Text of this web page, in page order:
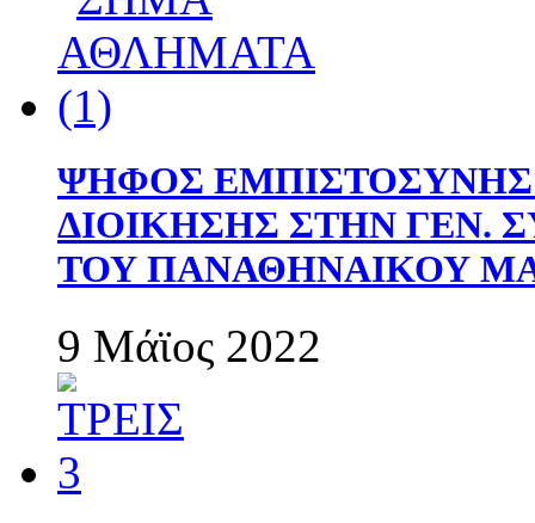
ΨΗΦΟΣ
ΔΙΟΙΚΗΣΗΣ ΣΤΗΝ ΓΕΝ.
ΤΟΥ ΠΑΝΑΘΗΝΑΙΚΟΥ
9 Μάϊος 2022